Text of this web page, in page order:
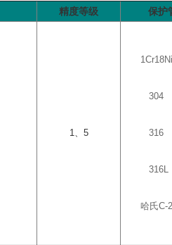
精度等级 保护
1、5
304
316
316L
哈氏C-